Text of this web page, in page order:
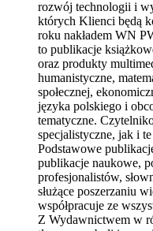
rozwój technologii i
których Klienci będą
roku nakładem WN
to publikacje
oraz produkty
humanistyczne,
społecznej,
języka polskiego i
tematyczne.
specjalistyczne, jak i
Podstawowe
publikacje naukowe,
profesjonalistów,
służące poszerzaniu
współpracuje ze
Z Wydawnictwem w